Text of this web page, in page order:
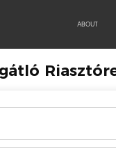
ABOUT